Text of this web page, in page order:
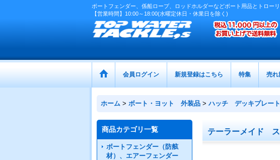
ボートフェンダー、係船ロープ、ロッドホルダーなどボート用品とトロー
【営業時間】10:00～18:00(水曜定休日・休業日を除く)
会員ログイン 新規登録はこちら 特集 売れ
ホーム > ボート・ヨット 外装品 > ハッチ デッキプレー
商品カテゴリ一覧
ボートフェンダー（防舷
材）、エアーフェンダー
テーラーメイド ス